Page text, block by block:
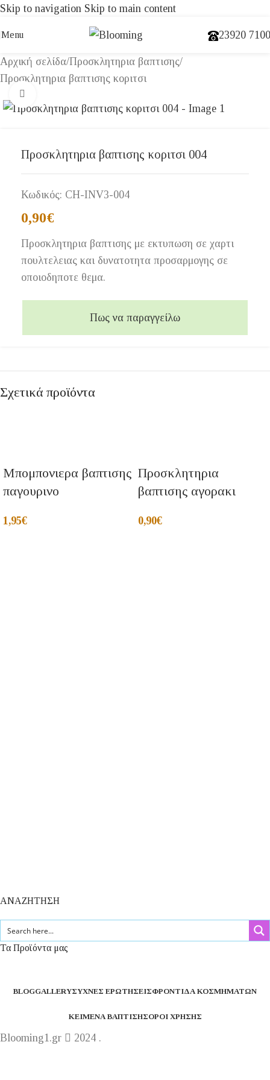
Skip to navigation Skip to main content
Menu 23920
Αρχική σελίδα/Προσκλητηρια βαπτισης/
Προσκλητηρια βαπτισης κοριτσι
Προσκλητηρια βαπτισης κοριτσι 004
Κωδικός: CH-INV3-004
0,90€
Προσκλητηρια βαπτισης με εκτυπωση σε χαρτι
πουλτελειας και δυνατοτητα προσαρμογης σε
οποιοδηποτε θεμα.
Πως να παραγγείλω
Σχετικά προϊόντα
Μπομπονιερα βαπτισης
παγουρινο
1,95€
Προσκλητηρια
βαπτισης αγορακι
0,90€
ΑΝΑΖΗΤΗΣΗ
Τα Προϊόντα μας
BLOGGALLERYΣΥΧΝΈΣ ΕΡΩΤΉΣΕΙΣΦΡΟΝΤΊΔΑ ΚΟΣΜΗΜΆΤΩΝ
ΚΕΊΜΕΝΑ ΒΆΠΤΙΣΗΣΌΡΟΙ ΧΡΉΣΗΣ
Blooming1.gr
2024 .